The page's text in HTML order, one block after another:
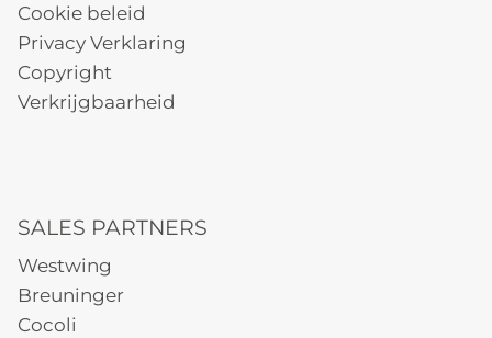
Cookie beleid
Privacy Verklaring
Copyright
Verkrijgbaarheid
SALES PARTNERS
Westwing
Breuninger
Cocoli